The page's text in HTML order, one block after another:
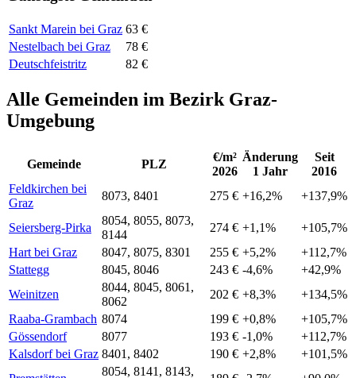
Sankt Marein bei Graz 63 €
Nestelbach bei Graz
78 €
Deutschfeistritz
82 €
Alle Gemeinden im Bezirk Graz-
Umgebung
Gemeinde PLZ
€/m²
2026
Änderung
1 Jahr
Seit
2016
Feldkirchen bei
Graz
8073, 8401 275 € +16,2% +137,9%
Seiersberg-Pirka
8054, 8055, 8073,
8144
274 € +1,1%
+105,7%
Hart bei Graz
8047, 8075, 8301 255 € +5,2%
+112,7%
Stattegg
8045, 8046 243 € -4,6%
+42,9%
Weinitzen
8044, 8045, 8061,
8062
202 € +8,3%
+134,5%
Raaba-Grambach 8074 199 € +0,8%
+105,7%
Gössendorf
8077 193 € -1,0%
+112,7%
Kalsdorf bei Graz 8401, 8402 190 € +2,8%
+101,5%
8054, 8141, 8143,